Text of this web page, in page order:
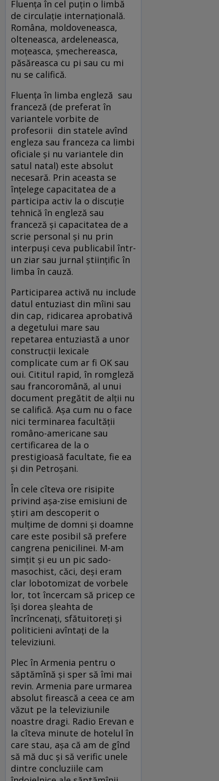
Fluenţa în cel puţin o limbă
de circulaţie internaţională.
Româna, moldoveneasca,
olteneasca, ardeleneasca,
moţeasca, şmechereasca,
păsăreasca cu pi sau cu mi
nu se califică.
Fluenţa în limba engleză sau
franceză (de preferat în
variantele vorbite de
profesorii din statele avînd
engleza sau franceza ca limbi
oficiale şi nu variantele din
satul natal) este absolut
necesară. Prin aceasta se
înţelege capacitatea de a
participa activ la o discuţie
tehnică în engleză sau
franceză şi capacitatea de a
scrie personal şi nu prin
interpuşi ceva publicabil într-
un ziar sau jurnal ştiinţific în
limba în cauză.
Participarea activă nu include
datul entuziast din mîini sau
din cap, ridicarea aprobativă
a degetului mare sau
repetarea entuziastă a unor
construcţii lexicale
complicate cum ar fi OK sau
oui. Cititul rapid, în romgleză
sau francoromână, al unui
document pregătit de alţii nu
se califică. Aşa cum nu o face
nici terminarea facultăţii
româno-americane sau
certificarea de la o
prestigioasă facultate, fie ea
şi din Petroşani.
În cele cîteva ore risipite
privind aşa-zise emisiuni de
ştiri am descoperit o
mulţime de domni şi doamne
care este posibil să prefere
cangrena penicilinei. M-am
simţit şi eu un pic sado-
masochist, căci, deşi eram
clar lobotomizat de vorbele
lor, tot încercam să pricep ce
îşi dorea şleahta de
încrîncenaţi, sfătuitoreţi şi
politicieni avîntaţi de la
televiziuni.
Plec în Armenia pentru o
săptămînă şi sper să îmi mai
revin. Armenia pare urmarea
absolut firească a ceea ce am
văzut pe la televiziunile
noastre dragi. Radio Erevan e
la cîteva minute de hotelul în
care stau, aşa că am de gînd
să mă duc şi să verific unele
dintre concluziile cam